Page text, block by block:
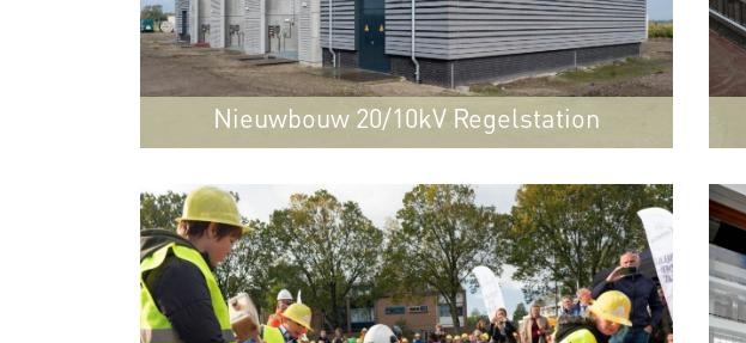
Nieuwbouw 20/10kV Regelstation